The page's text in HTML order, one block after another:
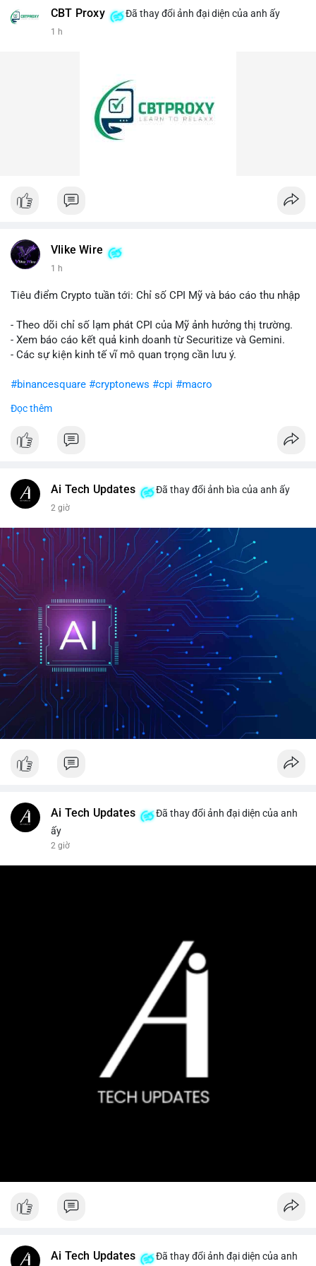
#458btc #chuyenvilanh #aplucban
CBT Proxy Đã thay đổi ảnh đại diện của anh ấy
1 h
Vlike Wire
1 h
Tiêu điểm Crypto tuần tới: Chỉ số CPI Mỹ và báo cáo thu nhập
- Theo dõi chỉ số lạm phát CPI của Mỹ ảnh hưởng thị trường.
- Xem báo cáo kết quả kinh doanh từ Securitize và Gemini.
- Các sự kiện kinh tế vĩ mô quan trọng cần lưu ý.
#binancesquare #cryptonews #cpi #macro
$btc $eth
#vlikevn #titanbot
Đọc thêm
Ai Tech Updates Đã thay đổi ảnh bìa của anh ấy
2 giờ
Ai Tech Updates
Đã thay đổi ảnh đại diện của anh
ấy
2 giờ
Ai Tech Updates Đã thay đổi ảnh đại diện của anh